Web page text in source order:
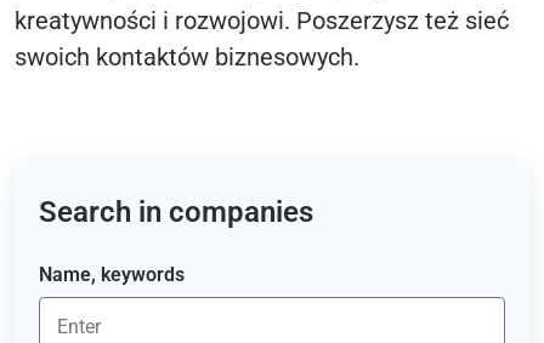
kreatywności i rozwojowi. Poszerzysz też sieć
swoich kontaktów biznesowych.
Search in companies
Name, keywords